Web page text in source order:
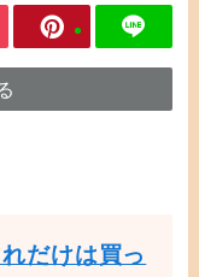
だけは買っ